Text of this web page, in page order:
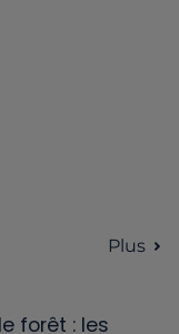
Plus
forêt : les